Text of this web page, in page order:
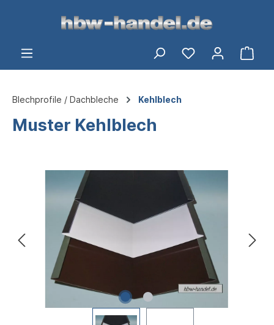
springen
Du hast 0
Blechprofile / Dachbleche Kehlblech
Muster Kehlblech
Bildergalerie überspringen